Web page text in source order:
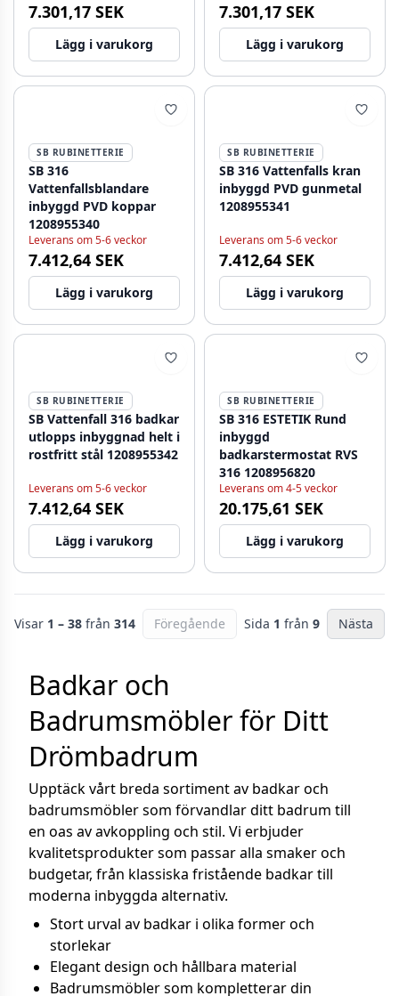
7.301,17 SEK
Lägg i varukorg
7.301,17 SEK
Lägg i varukorg
SB RUBINETTERIE
SB 316
Vattenfallsblandare
inbyggd PVD koppar
1208955340
Leverans om 5-6 veckor
7.412,64 SEK
Lägg i varukorg
SB RUBINETTERIE
SB 316 Vattenfalls kran
inbyggd PVD gunmetal
1208955341
Leverans om 5-6 veckor
7.412,64 SEK
Lägg i varukorg
SB RUBINETTERIE
SB Vattenfall 316 badkar
utlopps inbyggnad helt i
rostfritt stål 1208955342
Leverans om 5-6 veckor
7.412,64 SEK
Lägg i varukorg
SB RUBINETTERIE
SB 316 ESTETIK Rund
inbyggd
badkarstermostat RVS
316 1208956820
Leverans om 4-5 veckor
20.175,61 SEK
Lägg i varukorg
Visar 1 – 38 från 314 Föregående Sida 1 från 9 Nästa
Badkar och
Badrumsmöbler för Ditt
Drömbadrum
Upptäck vårt breda sortiment av badkar och
badrumsmöbler som förvandlar ditt badrum till
en oas av avkoppling och stil. Vi erbjuder
kvalitetsprodukter som passar alla smaker och
budgetar, från klassiska fristående badkar till
moderna inbyggda alternativ.
Stort urval av badkar i olika former och
storlekar
Elegant design och hållbara material
Badrumsmöbler som kompletterar din